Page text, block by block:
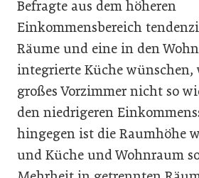
Befragte aus dem höheren
Einkommensbereich
Räume und eine in den
integrierte Küche wünschen,
großes Vorzimmer nicht so
den niedrigeren
hingegen ist die Raumhöhe
und Küche und Wohnraum